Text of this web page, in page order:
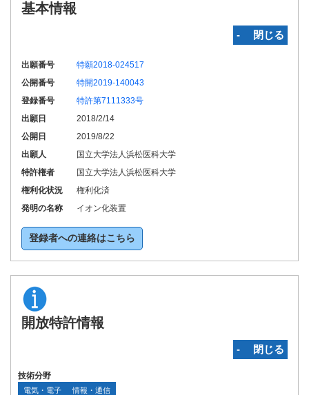
基本情報
‐ 閉じる
出願番号
特願2018-024517
公開番号
特開2019-140043
登録番号
特許第7111333号
出願日
2018/2/14
公開日
2019/8/22
出願人
国立大学法人浜松医科大学
特許権者
国立大学法人浜松医科大学
権利化状況
権利化済
発明の名称
イオン化装置
登録者への連絡はこちら
開放特許情報
‐ 閉じる
技術分野
電気・電子 情報・通信